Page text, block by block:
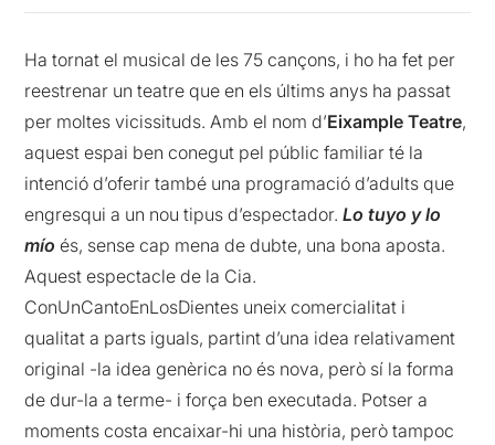
Ha tornat el musical de les 75 cançons, i ho ha fet per
reestrenar un teatre que en els últims anys ha passat
per moltes vicissituds. Amb el nom d’Eixample Teatre,
aquest espai ben conegut pel públic familiar té la
intenció d’oferir també una programació d’adults que
engresqui a un nou tipus d’espectador.Lo tuyo y lo
mío és, sense cap mena de dubte, una bona aposta.
Aquest espectacle de la Cia.
ConUnCantoEnLosDientes uneix comercialitat i
qualitat a parts iguals, partint d’una idea relativament
original -la idea genèrica no és nova, però sí la forma
de dur-la a terme- i força ben executada. Potser a
moments costa encaixar-hi una història, però tampoc